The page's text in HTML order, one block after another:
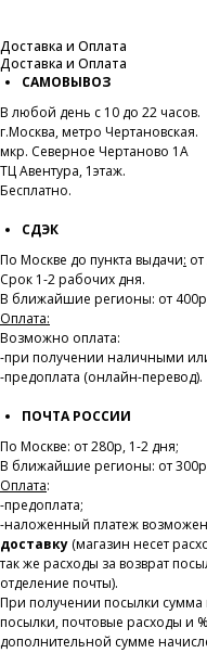
Доставка и Оплата
Доставка и Оплата
САМОВЫВОЗ
В любой день с 10 до 22 часов.
г.Москва, метро Чертановская.
мкр. Северное Чертаново 1А
ТЦ Авентура, 1этаж.
Бесплатно.
СДЭК
По Москве до пункта выдачи:
Срок 1-2 рабочих дня.
В ближайшие регионы: от
Оплата:
Возможно оплата:
-при получении наличными
-предоплата (онлайн-перевод).
ПОЧТА РОССИИ
По Москве: от 280р, 1-2 дня;
В ближайшие регионы: от
Оплата:
-предоплата;
-наложенный платеж
доставку (магазин несет
так же расходы за возврат
отделение почты).
При получении посылки сумма
посылки, почтовые расходы и
дополнительной сумме